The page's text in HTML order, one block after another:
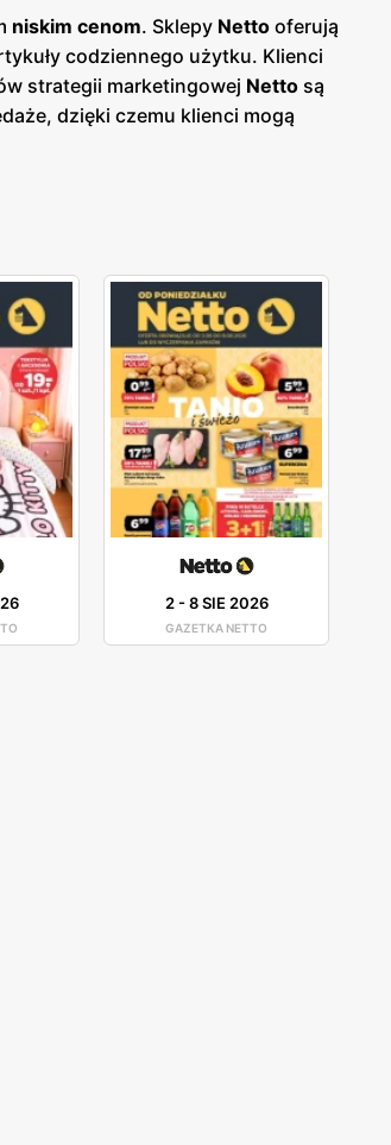
niskim cenom. Sklepy Netto oferują
codziennego użytku. Klienci
strategii marketingowej Netto są
dzięki czemu klienci mogą
jak i online, co umożliwia
produktów spożywczych oraz
2-8 SIE 2026
GAZETKA NETTO